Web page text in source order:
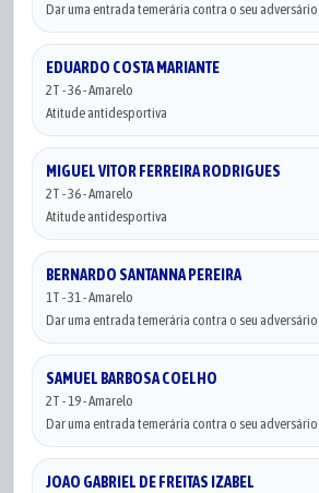
Dar uma entrada temerária contra o seu adversário
EDUARDO COSTA MARIANTE
2T - 36 - Amarelo
Atitude antidesportiva
MIGUEL VITOR FERREIRA RODRIGUES
2T - 36 - Amarelo
Atitude antidesportiva
BERNARDO SANTANNA PEREIRA
1T - 31 - Amarelo
Dar uma entrada temerária contra o seu adversário
SAMUEL BARBOSA COELHO
2T - 19 - Amarelo
Dar uma entrada temerária contra o seu adversário
JOAO GABRIEL DE FREITAS IZABEL